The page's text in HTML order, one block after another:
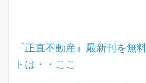
『正直不動産』最新刊を無
トは・・ここ